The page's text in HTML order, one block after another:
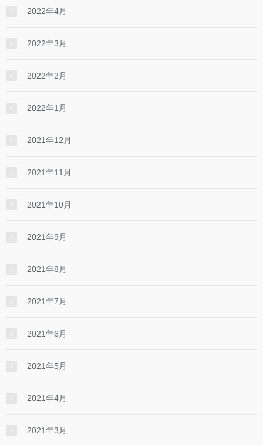
2022年4月
2022年3月
2022年2月
2022年1月
2021年12月
2021年11月
2021年10月
2021年9月
2021年8月
2021年7月
2021年6月
2021年5月
2021年4月
2021年3月